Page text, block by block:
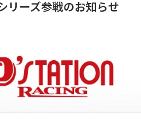
リーズ参戦のお知らせ